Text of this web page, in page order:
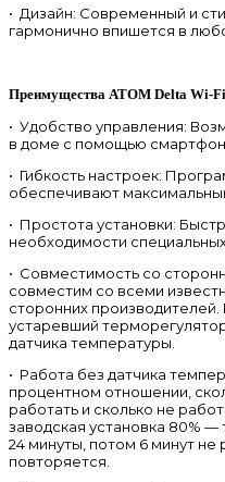
• Дизайн: Современный и
гармонично впишется в
Преимущества ATOM Delta Wi-
• Удобство управления:
в доме с помощью
• Гибкость настроек:
обеспечивают
• Простота установки:
необходимости
• Совместимость со
совместим со всеми
сторонних
устаревший
датчика температуры.
• Работа без датчика
процентном отношении,
работать и сколько не
заводская установка 80%
24 минуты, потом 6 минут не
повторяется.